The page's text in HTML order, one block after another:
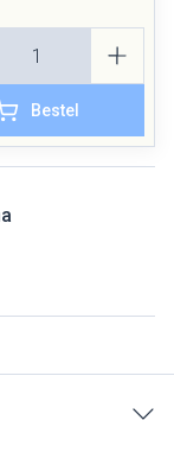
Bestel
pagina